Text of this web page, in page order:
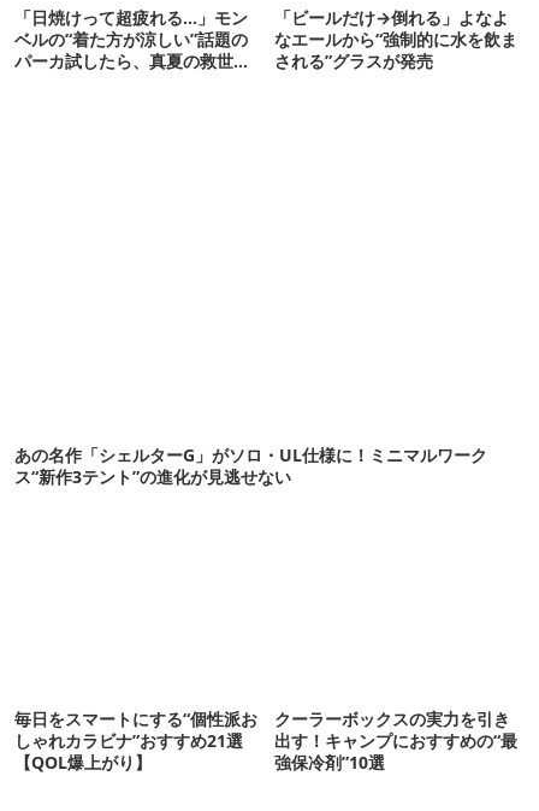
「日焼けって超疲れる…」モン
ベルの“着た方が涼しい”話題の
パーカ試したら、真夏の救世主
「ビールだけ→倒れる」よなよ
なエールから“強制的に水を飲ま
される”グラスが発売
あの名作「シェルターG」がソロ・UL仕様に！ミニマルワーク
ス“新作3テント”の進化が見逃せない
毎日をスマートにする“個性派お
しゃれカラビナ”おすすめ21選
【QOL爆上がり】
クーラーボックスの実力を引き
出す！キャンプにおすすめの“最
強保冷剤”10選